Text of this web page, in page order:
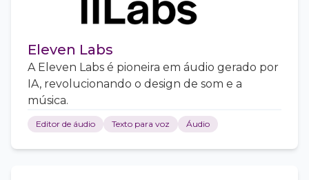
Eleven Labs
A Eleven Labs é pioneira em áudio gerado por
IA, revolucionando o design de som e a
música.
Editor de áudio Texto para voz Áudio